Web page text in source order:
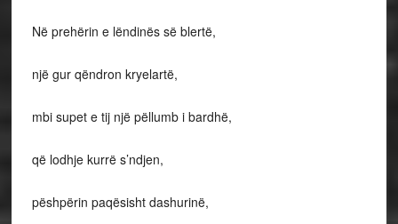
Në prehërin e lëndinës së blertë,
një gur qëndron kryelartë,
mbi supet e tij një pëllumb i bardhë,
që lodhje kurrë s’ndjen,
pëshpërin paqësisht dashurinë,